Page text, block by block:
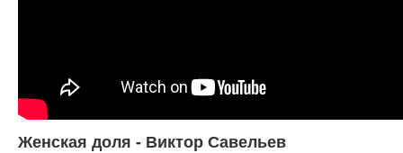
Женская доля - Виктор Савельев